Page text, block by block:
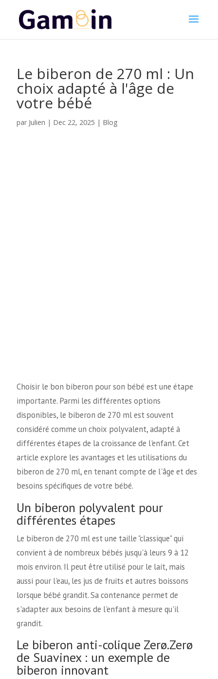
Le biberon de 270 ml : Un
choix adapté à l'âge de
votre bébé
par Julien | Dec 22, 2025 | Blog
Choisir le bon biberon pour son bébé est une étape
importante. Parmi les différentes options
disponibles, le biberon de 270 ml est souvent
considéré comme un choix polyvalent, adapté à
différentes étapes de la croissance de l'enfant. Cet
article explore les avantages et les utilisations du
biberon de 270 ml, en tenant compte de l'âge et des
besoins spécifiques de votre bébé.
Un biberon polyvalent pour
différentes étapes
Le biberon de 270 ml est une taille "classique" qui
convient à de nombreux bébés jusqu'à leurs 9 à 12
mois environ. Il peut être utilisé pour le lait, mais
aussi pour l'eau, les jus de fruits et autres boissons
lorsque bébé grandit. Sa contenance permet de
s'adapter aux besoins de l'enfant à mesure qu'il
grandit.
Le biberon anti-colique Zerø.Zerø
de Suavinex : un exemple de
biberon innovant